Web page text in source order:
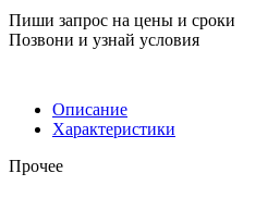
Пиши запрос на цены и сроки
Позвони и узнай условия
Описание
Характеристики
Прочее